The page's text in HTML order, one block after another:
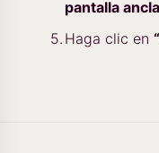
pantalla
Haga clic en